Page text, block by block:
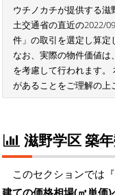
ウチノカチが提供する
土交通省の直近の2022/
件」の取引を選定し算定
なお、実際の物件価値
を考慮して行われます
があることをご理解の上
滋野学区 築
このセクションでは『